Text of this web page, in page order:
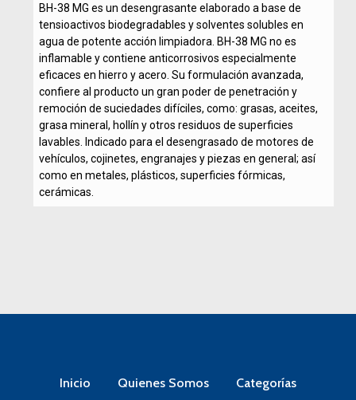
BH-38 MG es un desengrasante elaborado a base de
tensioactivos biodegradables y solventes solubles en
agua de potente acción limpiadora. BH-38 MG no es
inflamable y contiene anticorrosivos especialmente
eficaces en hierro y acero. Su formulación avanzada,
confiere al producto un gran poder de penetración y
remoción de suciedades difíciles, como: grasas, aceites,
grasa mineral, hollín y otros residuos de superficies
lavables. Indicado para el desengrasado de motores de
vehículos, cojinetes, engranajes y piezas en general; así
como en metales, plásticos, superficies fórmicas,
cerámicas.
Inicio Quienes Somos Categorías